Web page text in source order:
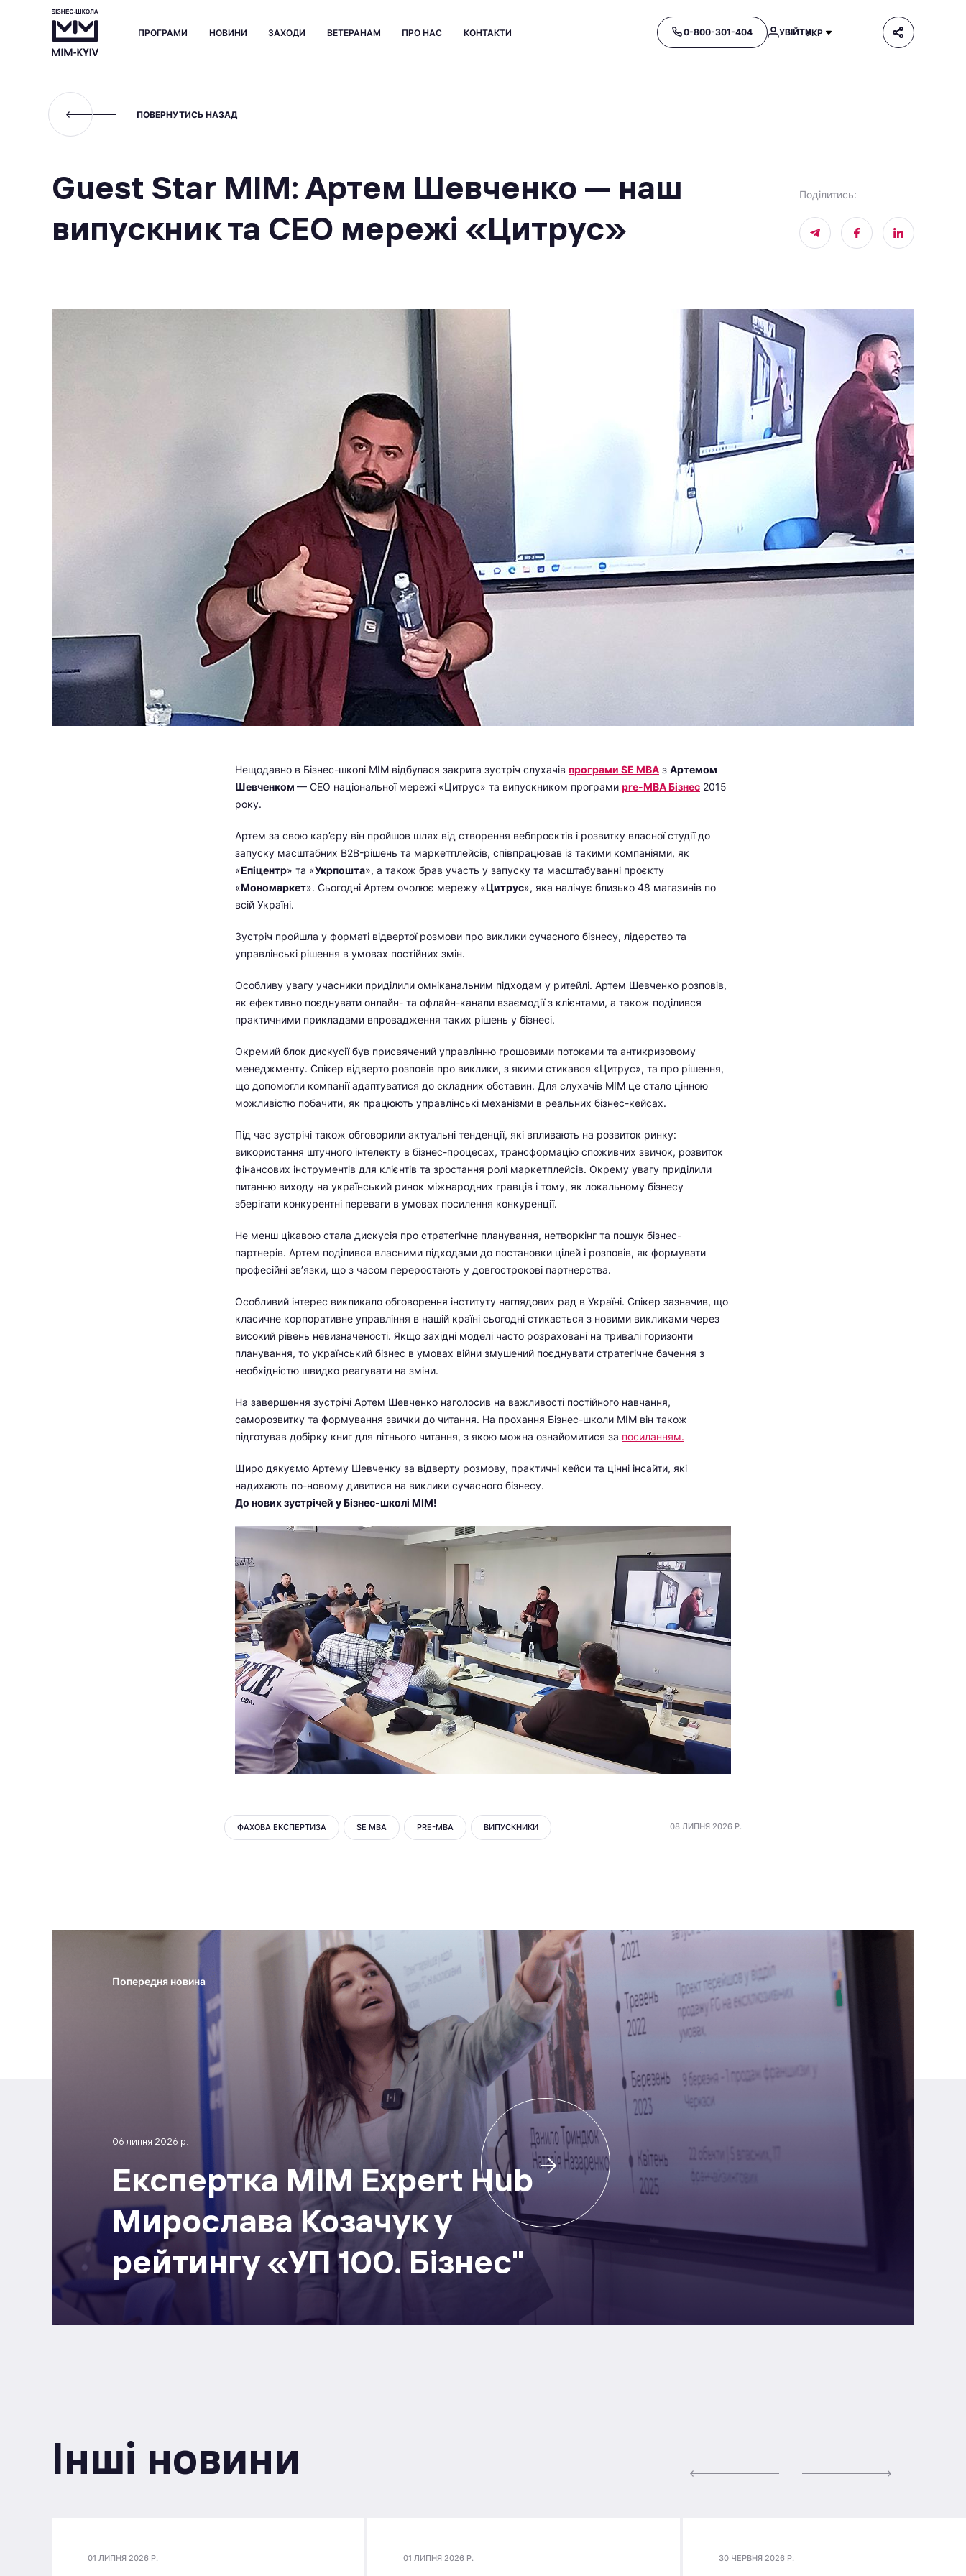
ПРОГРАМИ НОВИНИ ЗАХОДИ ВЕТЕРАНАМ ПРО НАС КОНТАКТИ 0-800-301-404 УВІЙТИУКР
ПОВЕРНУТИСЬ НАЗАД
Guest Star МІМ: Артем Шевченко — наш
випускник та СЕО мережі «Цитрус»
Поділитись:
Нещодавно в Бізнес-школі МІМ відбулася закрита зустріч слухачів програми SE MBA з Артемом
Шевченком — СЕО національної мережі «Цитрус» та випускником програми pre-MBA Бізнес 2015
року.
Артем за свою кар’єру він пройшов шлях від створення вебпроєктів і розвитку власної студії до
запуску масштабних B2B-рішень та маркетплейсів, співпрацював із такими компаніями, як
«Епіцентр» та «Укрпошта», а також брав участь у запуску та масштабуванні проєкту
«Мономаркет». Сьогодні Артем очолює мережу «Цитрус», яка налічує близько 48 магазинів по
всій Україні.
Зустріч пройшла у форматі відвертої розмови про виклики сучасного бізнесу, лідерство та
управлінські рішення в умовах постійних змін.
Особливу увагу учасники приділили омніканальним підходам у ритейлі. Артем Шевченко розповів,
як ефективно поєднувати онлайн- та офлайн-канали взаємодії з клієнтами, а також поділився
практичними прикладами впровадження таких рішень у бізнесі.
Окремий блок дискусії був присвячений управлінню грошовими потоками та антикризовому
менеджменту. Спікер відверто розповів про виклики, з якими стикався «Цитрус», та про рішення,
що допомогли компанії адаптуватися до складних обставин. Для слухачів МІМ це стало цінною
можливістю побачити, як працюють управлінські механізми в реальних бізнес-кейсах.
Під час зустрічі також обговорили актуальні тенденції, які впливають на розвиток ринку:
використання штучного інтелекту в бізнес-процесах, трансформацію споживчих звичок, розвиток
фінансових інструментів для клієнтів та зростання ролі маркетплейсів. Окрему увагу приділили
питанню виходу на український ринок міжнародних гравців і тому, як локальному бізнесу
зберігати конкурентні переваги в умовах посилення конкуренції.
Не менш цікавою стала дискусія про стратегічне планування, нетворкінг та пошук бізнес-
партнерів. Артем поділився власними підходами до постановки цілей і розповів, як формувати
професійні зв’язки, що з часом переростають у довгострокові партнерства.
Особливий інтерес викликало обговорення інституту наглядових рад в Україні. Спікер зазначив, що
класичне корпоративне управління в нашій країні сьогодні стикається з новими викликами через
високий рівень невизначеності. Якщо західні моделі часто розраховані на тривалі горизонти
планування, то український бізнес в умовах війни змушений поєднувати стратегічне бачення з
необхідністю швидко реагувати на зміни.
На завершення зустрічі Артем Шевченко наголосив на важливості постійного навчання,
саморозвитку та формування звички до читання. На прохання Бізнес-школи МІМ він також
підготував добірку книг для літнього читання, з якою можна ознайомитися за посиланням.
Щиро дякуємо Артему Шевченку за відверту розмову, практичні кейси та цінні інсайти, які
надихають по-новому дивитися на виклики сучасного бізнесу.
До нових зустрічей у Бізнес-школі МІМ!
ФАХОВА ЕКСПЕРТИЗА SE MBA PRE-MBA ВИПУСКНИКИ 08 ЛИПНЯ 2026 Р.
Попередня новина
06 липня 2026 р.
Експертка MIM Expert Hub
Мирослава Козачук у
рейтингу «УП 100. Бізнес"
Інші новини
01 ЛИПНЯ 2026 Р. 01 ЛИПНЯ 2026 Р. 30 ЧЕРВНЯ 2026 Р.